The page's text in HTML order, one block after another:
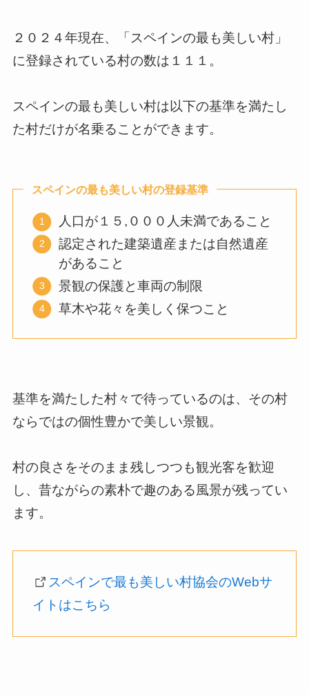
２０２４年現在、「スペインの最も美しい村」
に登録されている村の数は１１１。
スペインの最も美しい村は以下の基準を満たし
た村だけが名乗ることができます。
スペインの最も美しい村の登録基準
人口が１５,０００人未満であること
認定された建築遺産または自然遺産
があること
景観の保護と車両の制限
草木や花々を美しく保つこと
基準を満たした村々で待っているのは、その村
ならではの個性豊かで美しい景観。
村の良さをそのまま残しつつも観光客を歓迎
し、昔ながらの素朴で趣のある風景が残ってい
ます。
スペインで最も美しい村協会のWebサ
イトはこちら